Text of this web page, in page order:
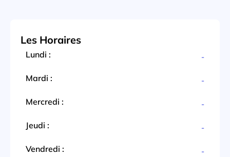
Les Horaires
Lundi :
Mardi :
Mercredi :
Jeudi :
Vendredi :
-
-
-
-
-